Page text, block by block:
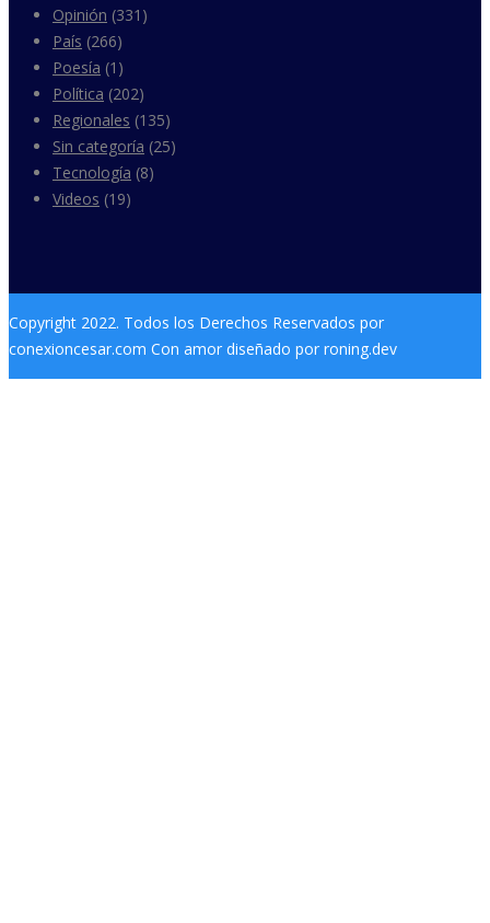
Opinión (331)
País (266)
Poesía (1)
Política (202)
Regionales (135)
Sin categoría (25)
Tecnología (8)
Videos (19)
Copyright 2022. Todos los Derechos Reservados por
conexioncesar.com Con amor diseñado por roning.dev